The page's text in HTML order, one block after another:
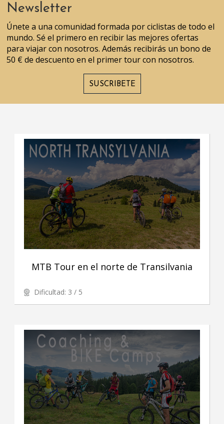
Newsletter
Únete a una comunidad formada por ciclistas de todo el
mundo. Sé el primero en recibir las mejores ofertas
para viajar con nosotros. Además recibirás un bono de
50 € de descuento en el primer tour con nosotros.
SUSCRIBETE
MTB Tour en el norte de Transilvania
Dificultad: 3 / 5